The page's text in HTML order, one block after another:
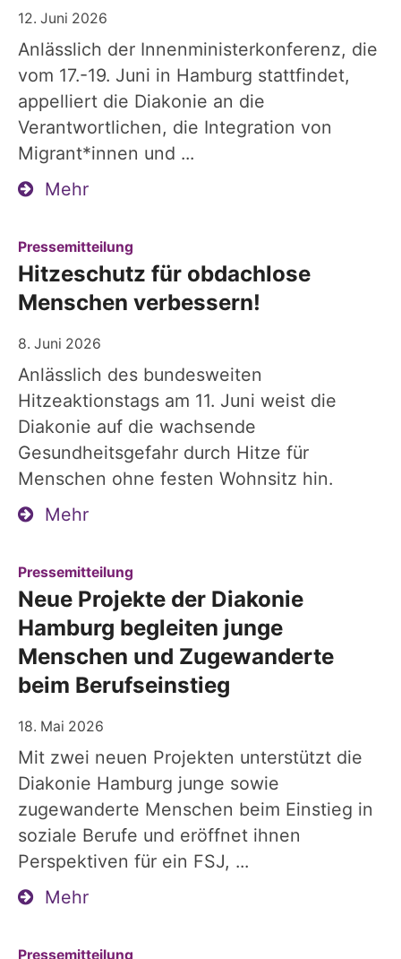
12. Juni 2026
Anlässlich der Innenministerkonferenz, die
vom 17.-19. Juni in Hamburg stattfindet,
appelliert die Diakonie an die
Verantwortlichen, die Integration von
Migrant*innen und ...
Mehr
Pressemitteilung
Hitzeschutz für obdachlose
Menschen verbessern!
8. Juni 2026
Anlässlich des bundesweiten
Hitzeaktionstags am 11. Juni weist die
Diakonie auf die wachsende
Gesundheitsgefahr durch Hitze für
Menschen ohne festen Wohnsitz hin.
Mehr
Pressemitteilung
Neue Projekte der Diakonie
Hamburg begleiten junge
Menschen und Zugewanderte
beim Berufseinstieg
18. Mai 2026
Mit zwei neuen Projekten unterstützt die
Diakonie Hamburg junge sowie
zugewanderte Menschen beim Einstieg in
soziale Berufe und eröffnet ihnen
Perspektiven für ein FSJ, ...
Mehr
Pressemitteilung